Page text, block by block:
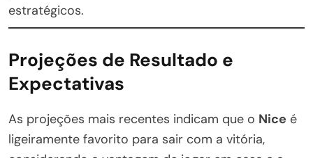
estratégicos.
Projeções de Resultado e
Expectativas
As projeções mais recentes indicam que o Nice é
ligeiramente favorito para sair com a vitória,